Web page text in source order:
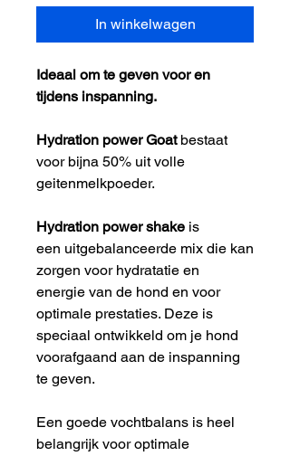
In winkelwagen
Ideaal om te geven voor en
tijdens inspanning.
Hydration power Goatbestaat
voor bijna 50% uit volle
geitenmelkpoeder.
Hydration power shake is
een uitgebalanceerde mix die kan
zorgen voor hydratatie en
energie van de hond en voor
optimale prestaties. Deze is
speciaal ontwikkeld om je hond
voorafgaand aan de inspanning
te geven.
Een goede vochtbalans is heel
belangrijk voor optimale